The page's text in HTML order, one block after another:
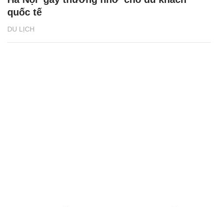
DU LỊCH
quốc tế